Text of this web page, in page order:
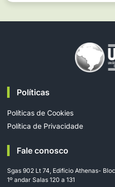
Políticas
Políticas de Cookies
Política de Privacidade
Fale conosco
Sgas 902 Lt 74, Edifício Athenas-
1º andar Salas 120 a 131